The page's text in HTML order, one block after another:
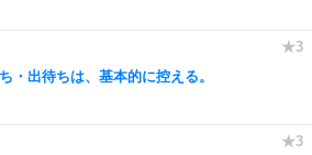
・出待ちは、基本的に控える。